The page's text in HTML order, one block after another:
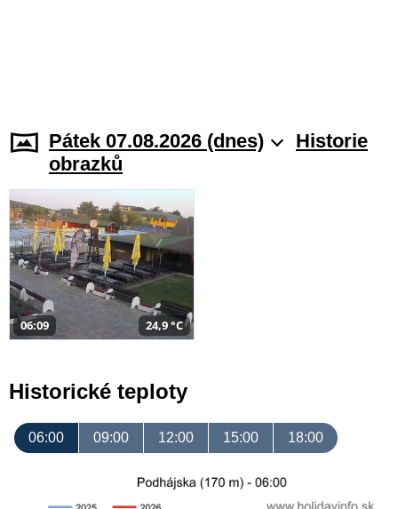
Pátek 07.08.2026 (dnes)
Historie
obrazků
06:09 24,9 °C
Historické teploty
06:00 09:00 12:00 15:00 18:00